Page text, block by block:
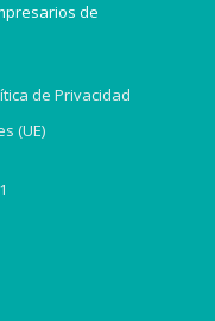
de
de Privacidad
(UE)